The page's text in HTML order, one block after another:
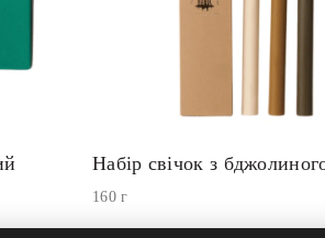
Набір свічок з
160 г